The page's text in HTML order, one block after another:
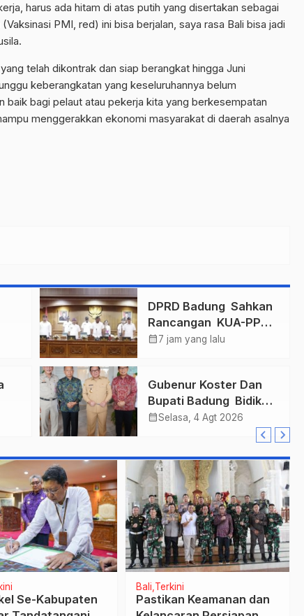
harus ada hitam di atas putih yang disertakan sebagai
PMI, red) ini bisa berjalan, saya rasa Bali bisa jadi
telah dikontrak dan siap berangkat hingga Juni
keberangkatan yang keseluruhannya belum
baik bagi pelaut atau pekerja kita yang berkesempatan
menggerakkan ekonomi masyarakat di daerah asalnya
DPRD Badung Sahkan
Rancangan KUA-PPAS
2027, Anggaran
calendar_month7 jam yang lalu
Gubenur Koster Dan
Bupati Badung Bidik
Obligasi Daerah :
calendar_monthSelasa, 4 Agt 2026
Se-Kabupaten
Bali Terkini
Pastikan Keamanan dan